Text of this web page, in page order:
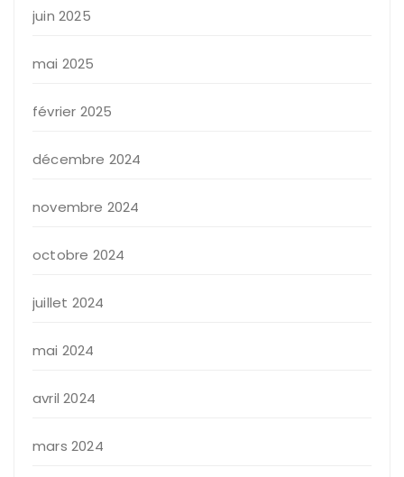
juin 2025
mai 2025
février 2025
décembre 2024
novembre 2024
octobre 2024
juillet 2024
mai 2024
avril 2024
mars 2024